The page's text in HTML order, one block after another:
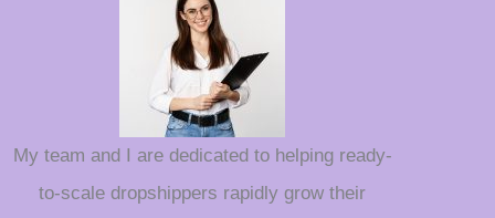
My team and I are dedicated to helping ready-
to-scale dropshippers rapidly grow their